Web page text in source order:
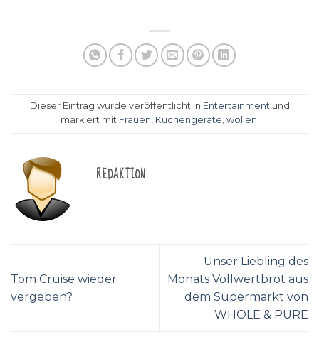
Dieser Eintrag wurde veröffentlicht in Entertainment und
markiert mit Frauen Küchengeräte wollen
REDAKTION
Tom Cruise wieder
vergeben?
Unser Liebling des
Monats Vollwertbrot aus
dem Supermarkt von
WHOLE & PURE